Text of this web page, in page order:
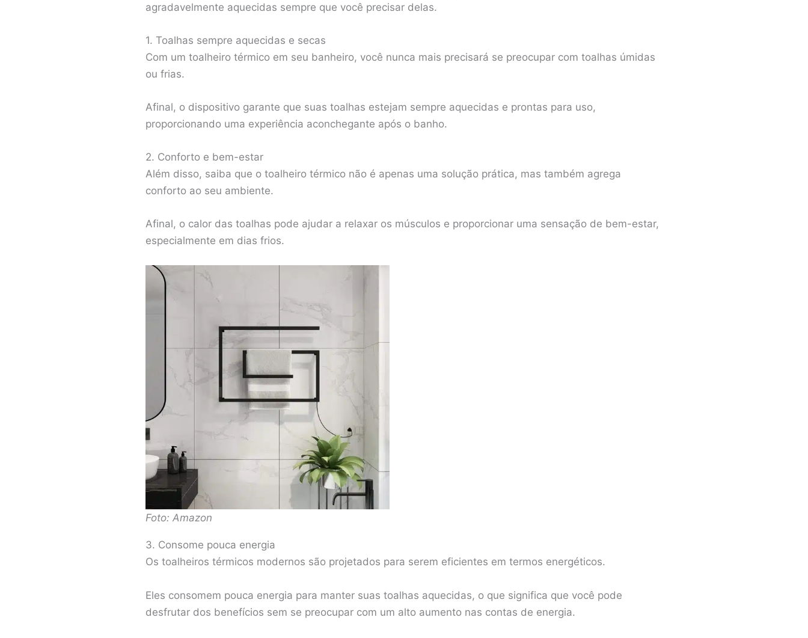
agradavelmente aquecidas sempre que você precisar delas.
1. Toalhas sempre aquecidas e secas
Com um toalheiro térmico em seu banheiro, você nunca mais precisará se preocupar com toalhas úmidas
ou frias.
Afinal, o dispositivo garante que suas toalhas estejam sempre aquecidas e prontas para uso,
proporcionando uma experiência aconchegante após o banho.
2. Conforto e bem-estar
Além disso, saiba que o toalheiro térmico não é apenas uma solução prática, mas também agrega
conforto ao seu ambiente.
Afinal, o calor das toalhas pode ajudar a relaxar os músculos e proporcionar uma sensação de bem-estar,
especialmente em dias frios.
Foto: Amazon
3. Consome pouca energia
Os toalheiros térmicos modernos são projetados para serem eficientes em termos energéticos.
Eles consomem pouca energia para manter suas toalhas aquecidas, o que significa que você pode
desfrutar dos benefícios sem se preocupar com um alto aumento nas contas de energia.